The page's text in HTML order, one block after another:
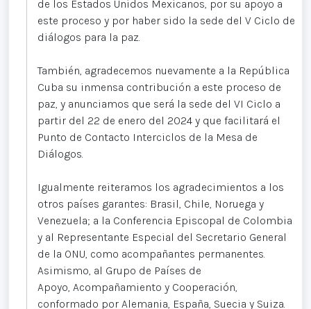
de los Estados Unidos Mexicanos, por su apoyo a
este proceso y por haber sido la sede del V Ciclo de
diálogos para la paz.
También, agradecemos nuevamente a la República
Cuba su inmensa contribución a este proceso de
paz, y anunciamos que será la sede del VI Ciclo a
partir del 22 de enero del 2024 y que facilitará el
Punto de Contacto Interciclos de la Mesa de
Diálogos.
Igualmente reiteramos los agradecimientos a los
otros países garantes: Brasil, Chile, Noruega y
Venezuela; a la Conferencia Episcopal de Colombia
y al Representante Especial del Secretario General
de la ONU, como acompañantes permanentes.
Asimismo, al Grupo de Países de
Apoyo, Acompañamiento y Cooperación,
conformado por Alemania, España, Suecia y Suiza.